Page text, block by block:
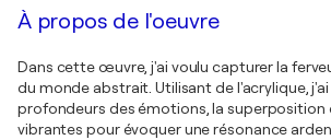
À propos de l'oeuvre
Dans cette œuvre, j'ai voulu capturer la
du monde abstrait. Utilisant de l'acrylique,
profondeurs des émotions, la superposition
vibrantes pour évoquer une résonance